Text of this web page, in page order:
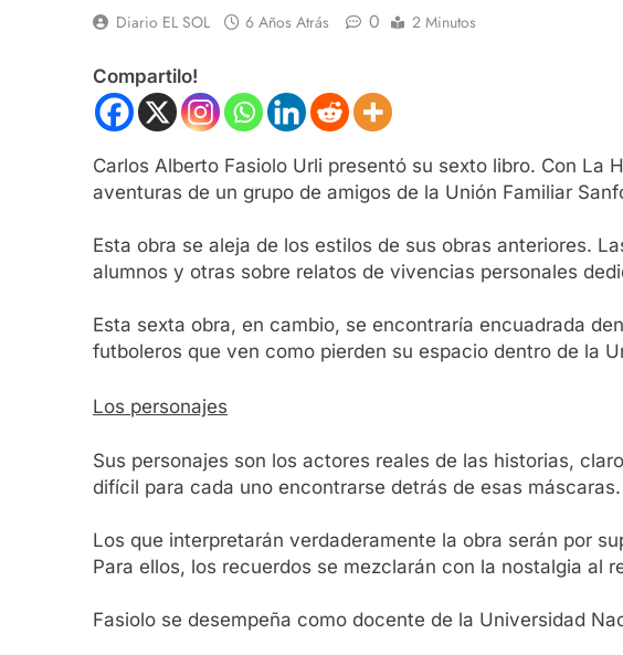
Diario EL SOL 6 Años Atrás 0 2 Minutos
Compartilo!
Carlos Alberto Fasiolo Urli presentó su sexto libro. Con
aventuras de un grupo de amigos de la Unión Familiar
Esta obra se aleja de los estilos de sus obras anteriores.
alumnos y otras sobre relatos de vivencias personales
Esta sexta obra, en cambio, se encontraría encuadrada
futboleros que ven como pierden su espacio dentro de la
Los personajes
Sus personajes son los actores reales de las historias,
difícil para cada uno encontrarse detrás de esas máscaras.
Los que interpretarán verdaderamente la obra serán por
Para ellos, los recuerdos se mezclarán con la nostalgia al
Fasiolo se desempeña como docente de la Universidad